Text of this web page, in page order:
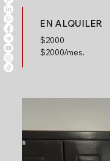
EN ALQUILER
$2000
$2000/mes.